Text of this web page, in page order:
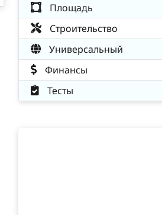
Площадь
Строительство
Универсальный
Финансы
Тесты